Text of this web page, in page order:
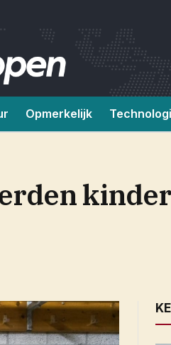
Opmerkelijk